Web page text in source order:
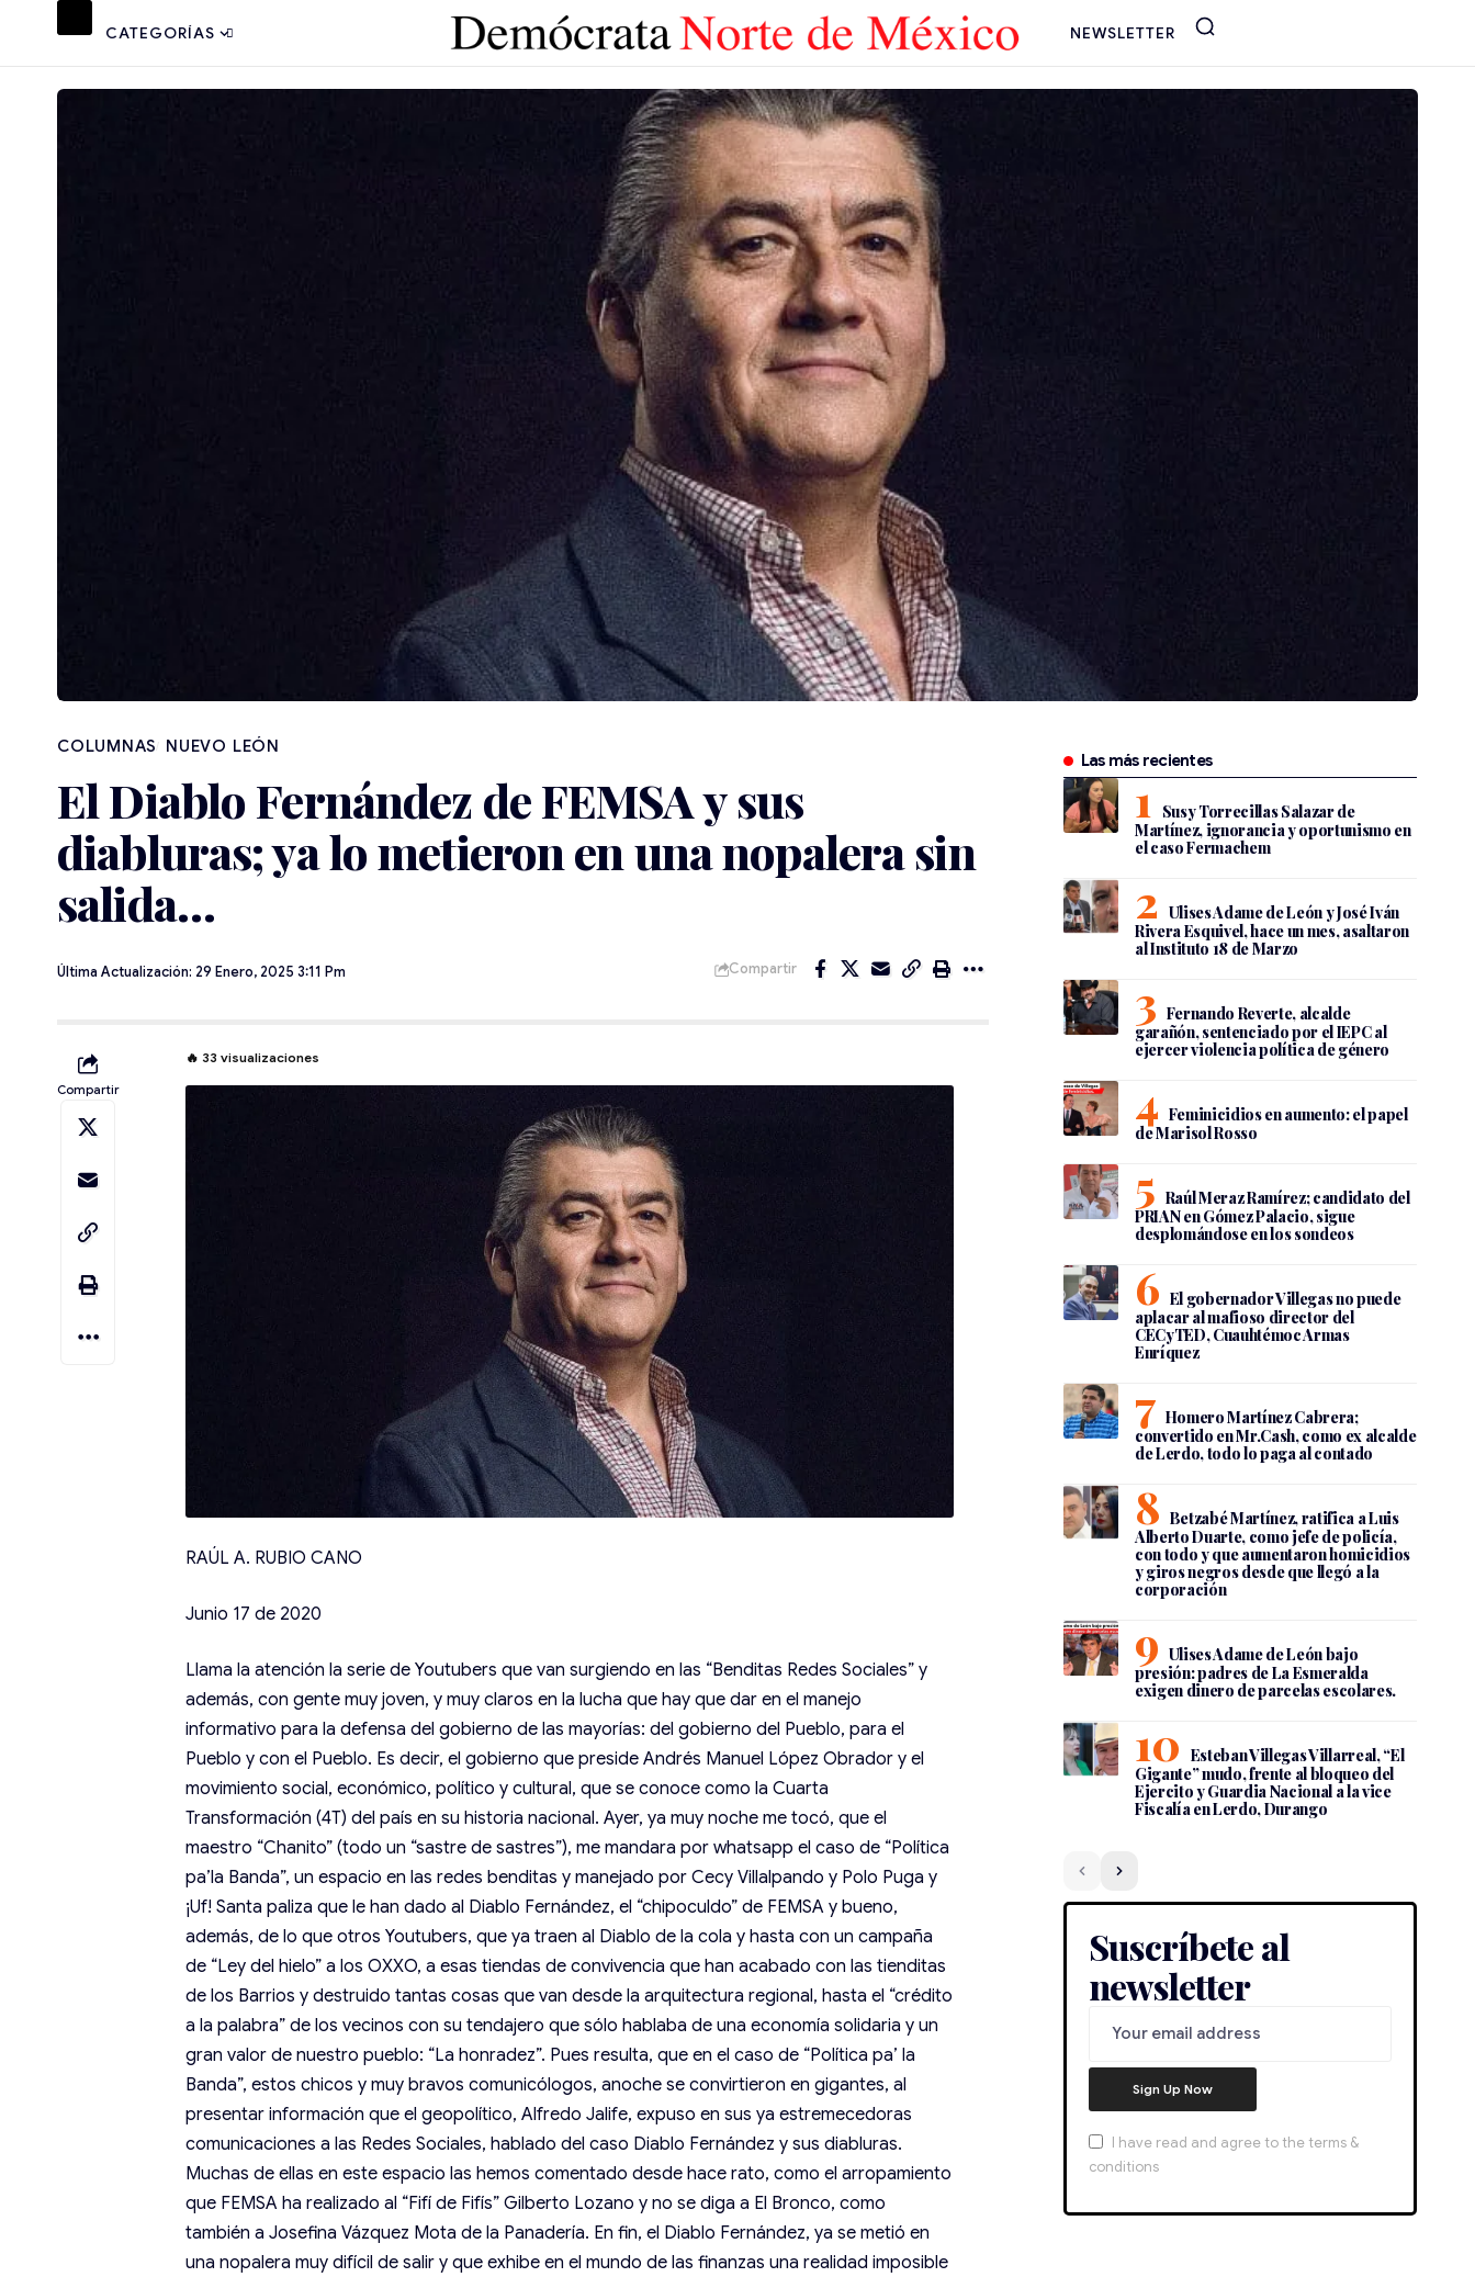
CATEGORÍAS NEWSLETTER
NUEVO LEÓN
El Diablo Fernández de FEMSA y sus
diabluras; ya lo metieron en una nopalera sin
salida…
Última Actualización: 29 Enero, 2025 3:11 Pm Compartir
Compartir
🔥 33 visualizaciones
RAÚL A. RUBIO CANO
Junio 17 de 2020
Llama la atención la serie de Youtubers que van surgiendo en las “Benditas Redes Sociales” y
además, con gente muy joven, y muy claros en la lucha que hay que dar en el manejo
informativo para la defensa del gobierno de las mayorías: del gobierno del Pueblo, para el
Pueblo y con el Pueblo. Es decir, el gobierno que preside Andrés Manuel López Obrador y el
movimiento social, económico, político y cultural, que se conoce como la Cuarta
Transformación (4T) del país en su historia nacional. Ayer, ya muy noche me tocó, que el
maestro “Chanito” (todo un “sastre de sastres”), me mandara por whatsapp el caso de “Política
pa’la Banda”, un espacio en las redes benditas y manejado por Cecy Villalpando y Polo Puga y
¡Uf! Santa paliza que le han dado al Diablo Fernández, el “chipoculdo” de FEMSA y bueno,
además, de lo que otros Youtubers, que ya traen al Diablo de la cola y hasta con un campaña
de “Ley del hielo” a los OXXO, a esas tiendas de convivencia que han acabado con las tienditas
de los Barrios y destruido tantas cosas que van desde la arquitectura regional, hasta el “crédito
a la palabra” de los vecinos con su tendajero que sólo hablaba de una economía solidaria y un
gran valor de nuestro pueblo: “La honradez”. Pues resulta, que en el caso de “Política pa’ la
Banda”, estos chicos y muy bravos comunicólogos, anoche se convirtieron en gigantes, al
presentar información que el geopolítico, Alfredo Jalife, expuso en sus ya estremecedoras
comunicaciones a las Redes Sociales, hablado del caso Diablo Fernández y sus diabluras.
Muchas de ellas en este espacio las hemos comentado desde hace rato, como el arropamiento
que FEMSA ha realizado al “Fifí de Fifís” Gilberto Lozano y no se diga a El Bronco, como
también a Josefina Vázquez Mota de la Panadería. En fin, el Diablo Fernández, ya se metió en
una nopalera muy difícil de salir y que exhibe en el mundo de las finanzas una realidad imposible
Las más recientes
Susy Torrecillas Salazar de
Martínez, ignorancia y oportunismo en
el caso Fermachem
Ulises Adame de León y José Iván
Rivera Esquivel, hace un mes, asaltaron
al Instituto 18 de Marzo
Fernando Reverte, alcalde
garañón, sentenciado por el IEPC al
ejercer violencia política de género
Feminicidios en aumento: el papel
de Marisol Rosso
Raúl Meraz Ramírez; candidato del
PRIAN en Gómez Palacio, sigue
desplomándose en los sondeos
El gobernador Villegas no puede
aplacar al mafioso director del
CECyTED, Cuauhtémoc Armas
Enríquez
Homero Martínez Cabrera;
convertido en Mr.Cash, como ex alcalde
de Lerdo, todo lo paga al contado
Betzabé Martínez, ratifica a Luis
Alberto Duarte, como jefe de policía,
con todo y que aumentaron homicidios
y giros negros desde que llegó a la
corporación
Ulises Adame de León bajo
presión: padres de La Esmeralda
exigen dinero de parcelas escolares.
Esteban Villegas Villarreal, “El
Gigante” mudo, frente al bloqueo del
Ejercito y Guardia Nacional a la vice
Fiscalía en Lerdo, Durango
Suscríbete al
newsletter
I have read and agree to the terms &
conditions